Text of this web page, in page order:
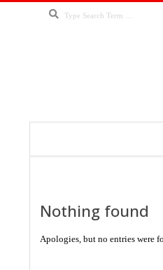
Search
Nothing found
Apologies, but no entries were